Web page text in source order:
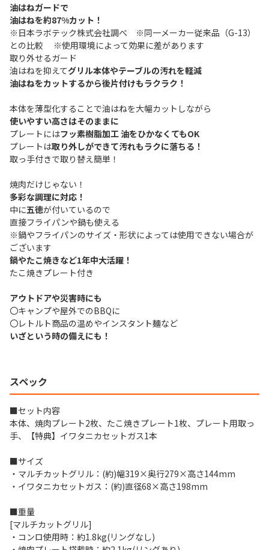
油はねガードで
油はねを約87%カット！
※日本ラボテック株式会社調べ ※同一メーカー従来品（G-13）
との比較 ※使用環境によって効果に差があります
取り外せるガード
油はねを抑えてグリル本体やテーブルの汚れを軽減
油はねをカットするから後片付けもラクラク！
本体を薄型化することで油はねを大幅カットしながら
使いやすい高さはそのままに
プレートにはフッ素樹脂加工 油をひかなくてもOK
プレートは取り外しができて汚れもラクに落ちる！
取っ手付きで取り替え簡単！
焼肉だけじゃない！
多彩な調理に対応！
中に五徳が付いているので
直接フライパンや鍋も使える
※鍋やフライパンのサイズ・形状によっては使用できない場合が
ございます
鍋やたこ焼きなど1年中大活躍！
たこ焼きプレート付き
アウトドアや災害時にも
〇キャンプや屋外でのBBQに
〇レトルト商品の温めやインスタント麺など
いざという時の備えにも！
スペック
■セット内容
本体、焼肉プレート2枚、たこ焼きプレート1枚、プレート用取っ
手、【特典】イワタニカセットガス1本
■サイズ
・マルチカットグリル：(約)幅319×奥行279×高さ144mm
・イワタニカセットガス：(約)直径68×高さ198mm
■重量
[マルチカットグリル]
・コンロ使用時：約1.8kg(リングなし)